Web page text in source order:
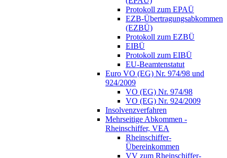
Protokoll zum EPAÜ
EZB-Übertragungsabkommen
(EZBÜ)
Protokoll zum EZBÜ
EIBÜ
Protokoll zum EIBÜ
EU-Beamtenstatut
Euro VO (EG) Nr. 974/98 und
924/2009
VO (EG) Nr. 974/98
VO (EG) Nr. 924/2009
Insolvenzverfahren
Mehrseitige Abkommen -
Rheinschiffer, VEA
Rheinschiffer-
Übereinkommen
VV zum Rheinschiffer-